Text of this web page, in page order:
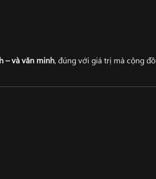
– và văn minh, đúng với giá trị mà cộng